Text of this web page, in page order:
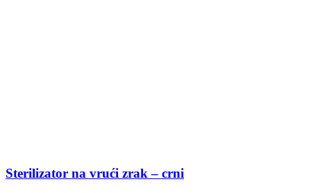
Sterilizator na vrući zrak – crni